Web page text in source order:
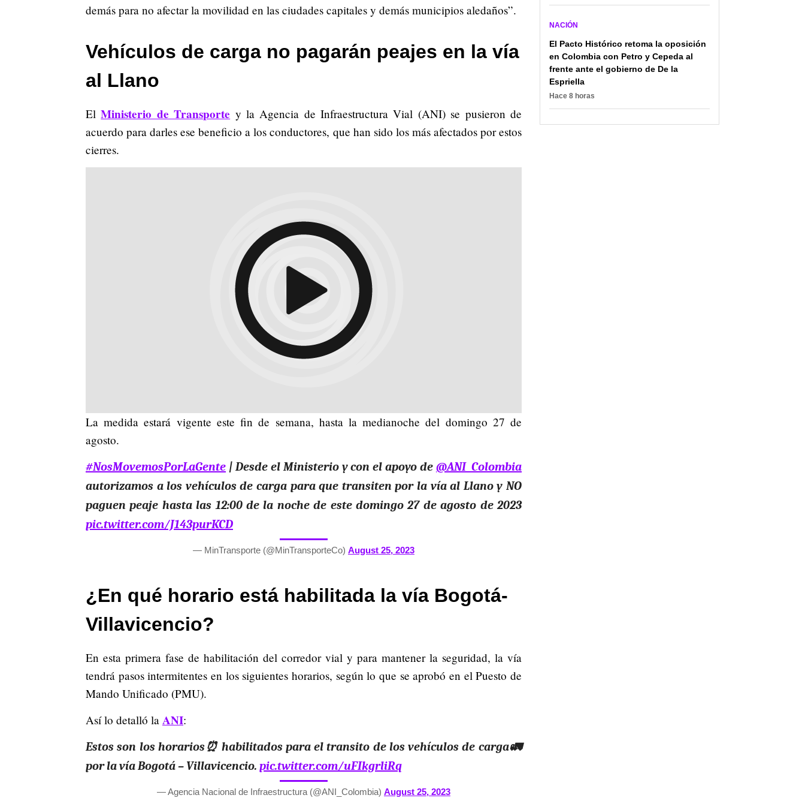
demás para no afectar la movilidad en las ciudades capitales y demás municipios aledaños”.
Vehículos de carga no pagarán peajes en la vía
al Llano
ElMinisterio de Transporte y la Agencia de Infraestructura Vial (ANI) se pusieron de
acuerdo para darles ese beneficio a los conductores, que han sido los más afectados por estos
cierres.
La medida estará vigente este fin de semana, hasta la medianoche del domingo 27 de
agosto.
#NosMovemosPorLaGente | Desde el Ministerio y con el apoyo de @ANI_Colombia
autorizamos a los vehículos de carga para que transiten por la vía al Llano y NO
paguen peaje hasta las 12:00 de la noche de este domingo 27 de agosto de 2023
pic.twitter.com/J143purKCD
— MinTransporte (@MinTransporteCo) August 25, 2023
¿En qué horario está habilitada la vía Bogotá-
Villavicencio?
En esta primera fase de habilitación del corredor vial y para mantener la seguridad, la vía
tendrá pasos intermitentes en los siguientes horarios, según lo que se aprobó en el Puesto de
Mando Unificado (PMU).
Así lo detalló la ANI:
Estos son los horarios⏰ habilitados para el transito de los vehículos de carga🚛
por la vía Bogotá – Villavicencio. pic.twitter.com/uFIkgrliRq
— Agencia Nacional de Infraestructura (@ANI_Colombia) August 25, 2023
NACIÓN
El Pacto Histórico retoma la oposición
en Colombia con Petro y Cepeda al
frente ante el gobierno de De la
Espriella
Hace 8 horas